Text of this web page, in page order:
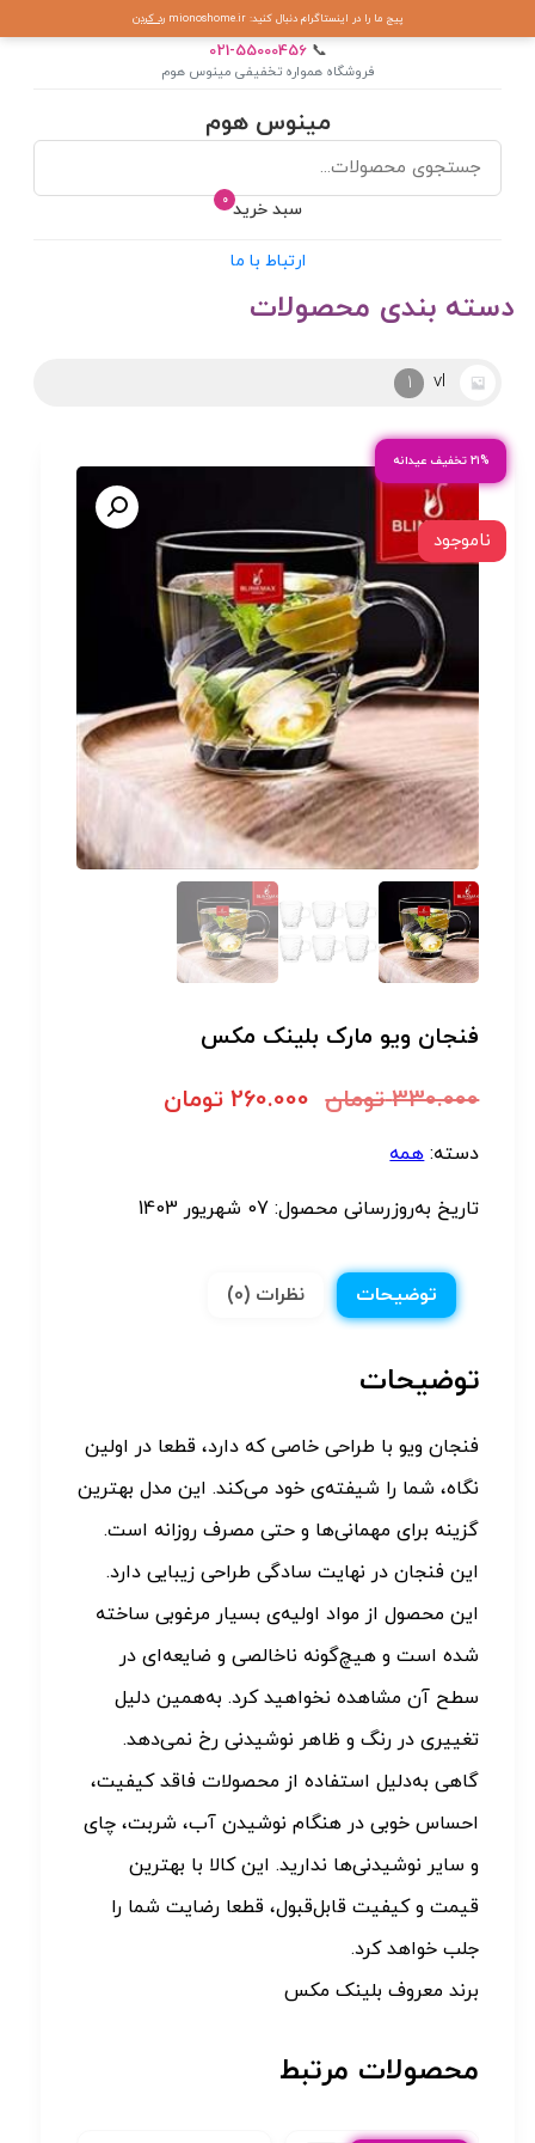
پیج ما را در اینستاگرام دنبال کنید: mionoshome.ir رد کردن
📞
021-55000456
فروشگاه همواره تخفیفی مینوس هوم
مینوس هوم
0 سبد خرید
ارتباط با ما
دسته بندی محصولات
vl
1
۲۱% تخفیف عیدانه
فنجان ویو مارک بلینک مکس
330.000 تومان 260.000 تومان
ناموجود
دسته:همه
تاریخ به‌روزرسانی محصول: 07 شهریور 1403
توضیحات نظرات (0)
توضیحات
فنجان ویو با طراحی خاصی که دارد، قطعا در اولین
نگاه، شما را شیفته‌ی خود می‌کند. این مدل بهترین
گزینه برای مهمانی‌ها و حتی مصرف روزانه است.
این فنجان در نهایت سادگی طراحی زیبایی دارد.
این محصول از مواد اولیه‌ی بسیار مرغوبی ساخته
شده است و هیچ‌گونه ناخالصی و ضایعه‌ای در
سطح آن مشاهده نخواهید کرد. به‌همین دلیل
تغییری در رنگ و ظاهر نوشیدنی رخ نمی‌دهد.
گاهی به‌دلیل استفاده از محصولات فاقد کیفیت،
احساس خوبی در هنگام نوشیدن آب، شربت، چای
و سایر نوشیدنی‌ها ندارید. این کالا با بهترین
قیمت و کیفیت قابل‌قبول، قطعا رضایت شما را
جلب خواهد کرد.
برند معروف بلینک مکس
محصولات مرتبط